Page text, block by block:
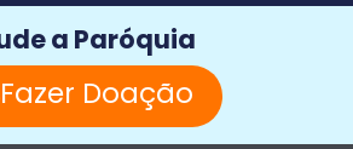
a Paróquia
Fazer Doação